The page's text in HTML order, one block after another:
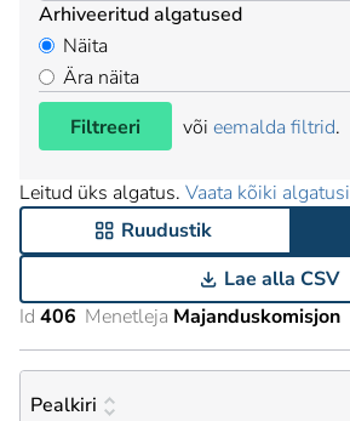
Arhiveeritud algatused
Näita
Ära näita
Filtreeri
või eemalda filtrid.
Leitud üks algatus. Vaata kõiki algatusi
Ruudustik
Lae alla CSV
Id 406 Menetleja Majanduskomisjon
Pealkiri